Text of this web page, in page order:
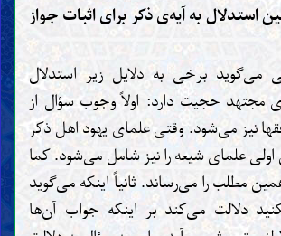
استدلال به آیه‌ی ذکر برای اثبات جواز
می‌گوید برخی به دلایل زیر استدلال
مجتهد حجیت دارد: اولاً وجوب سؤال از
نیز می‌شود. وقتی علمای یهود اهل ذکر
علمای شیعه را نیز شامل می‌شود. کما
مطلب را می‌رساند. ثانیاً اینکه می‌گوید
دلالت می‌کند بر اینکه جواب آن‌ها